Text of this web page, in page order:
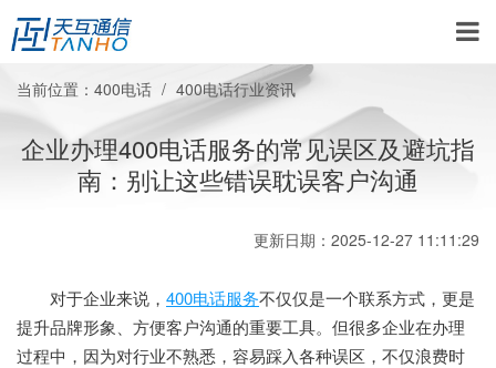
当前位置： 400电话 400电话行业资讯
企业办理400电话服务的常见误区及避坑指
南：别让这些错误耽误客户沟通
更新日期：2025-12-27 11:11:29
对于企业来说， 400电话服务不仅仅是一个联系方式，更是
提升品牌形象、方便客户沟通的重要工具。但很多企业在办理
过程中，因为对行业不熟悉，容易踩入各种误区，不仅浪费时